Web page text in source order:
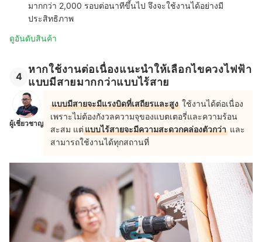
มากกว่า 2,000 รอบต่อนาทีขึ้นไป จึงจะใช้งานได้อย่างมี
ประสิทธิภาพ
ดูอันดับสินค้า
4
หากใช้งานต่อเนื่องแนะนำให้เลือกไขควงไฟฟ้า
แบบมีสายมากกว่าแบบไร้สาย
ผู้เชี่ยวชาญ
แบบมีสายจะมีแรงบิดที่เสถียรและสูง ใช้งานได้ต่อเนื่อง
เพราะไม่ต้องกังวลความจุของแบตเตอรี่และความร้อน
สะสม แต่แบบไร้สายจะมีความสะดวกคล่องตัวกว่า และ
สามารถใช้งานได้ทุกสถานที่